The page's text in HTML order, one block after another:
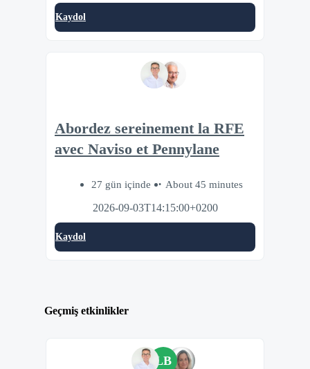
Kaydol
Abordez sereinement la RFE
avec Naviso et Pennylane
27 gün içinde
About 45 minutes
2026-09-03T14:15:00+0200
Kaydol
Geçmiş etkinlikler
LB